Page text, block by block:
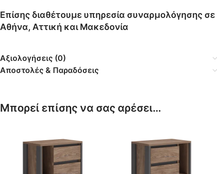
Επίσης διαθέτουμε υπηρεσία συναρμολόγησης σε
Αθήνα, Αττική και Μακεδονία
Αξιολογήσεις (0)
Αποστολές & Παραδόσεις
Μπορεί επίσης να σας αρέσει…